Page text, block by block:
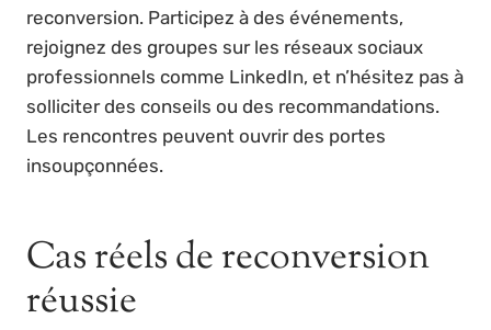
reconversion. Participez à des événements,
rejoignez des groupes sur les réseaux sociaux
professionnels comme LinkedIn, et n’hésitez pas à
solliciter des conseils ou des recommandations.
Les rencontres peuvent ouvrir des portes
insoupçonnées.
Cas réels de reconversion
réussie